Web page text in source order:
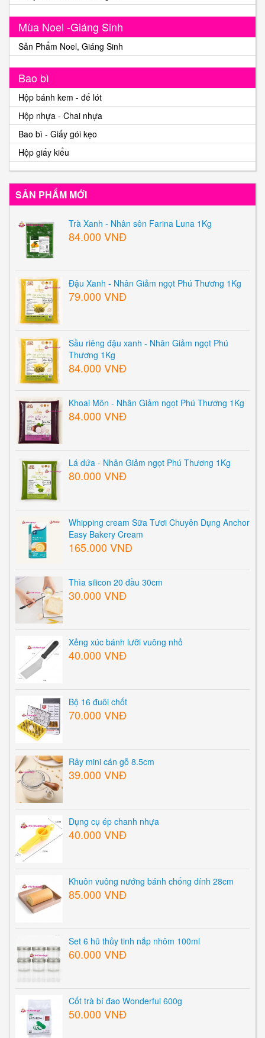
Mùa Noel -Giáng Sinh
Sản Phẩm Noel, Giáng Sinh
Bao bì
Hộp bánh kem - đế lót
Hộp nhựa - Chai nhựa
Bao bì - Giấy gói kẹo
Hộp giấy kiểu
SẢN PHẨM MỚI
Trà Xanh - Nhân sên Farina Luna 1Kg
84.000 VNĐ
Đậu Xanh - Nhân Giảm ngọt Phú Thương 1Kg
79.000 VNĐ
Sầu riêng đậu xanh - Nhân Giảm ngọt Phú
Thương 1Kg
84.000 VNĐ
Khoai Môn - Nhân Giảm ngọt Phú Thương 1Kg
84.000 VNĐ
Lá dứa - Nhân Giảm ngọt Phú Thương 1Kg
80.000 VNĐ
Whipping cream Sữa Tươi Chuyên Dụng Anchor
Easy Bakery Cream
165.000 VNĐ
Thìa silicon 20 đầu 30cm
30.000 VNĐ
Xẻng xúc bánh lưỡi vuông nhỏ
40.000 VNĐ
Bộ 16 đuôi chốt
70.000 VNĐ
Rây mini cán gỗ 8.5cm
39.000 VNĐ
Dụng cụ ép chanh nhựa
40.000 VNĐ
Khuôn vuông nướng bánh chống dính 28cm
85.000 VNĐ
Set 6 hũ thủy tinh nắp nhôm 100ml
60.000 VNĐ
Cốt trà bí đao Wonderful 600g
50.000 VNĐ